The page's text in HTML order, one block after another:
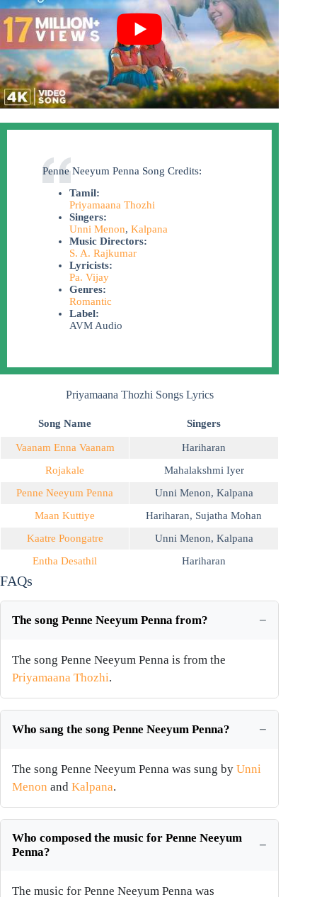
Penne Neeyum Penna Song Credits:
Tamil:
Priyamaana Thozhi
Singers:
Unni Menon, Kalpana
Music Directors:
S. A. Rajkumar
Lyricists:
Pa. Vijay
Genres:
Romantic
Label:
AVM Audio
Priyamaana Thozhi Songs Lyrics
Song Name Singers
Vaanam Enna Vaanam
Hariharan
Rojakale
Mahalakshmi Iyer
Penne Neeyum Penna
Unni Menon, Kalpana
Maan Kuttiye
Hariharan, Sujatha Mohan
Kaatre Poongatre
Unni Menon, Kalpana
Entha Desathil
Hariharan
FAQs
The song Penne Neeyum Penna from?
The song Penne Neeyum Penna is from the
Priyamaana Thozhi.
Who sang the song Penne Neeyum Penna?
The song Penne Neeyum Penna was sung by Unni
Menon and Kalpana.
Who composed the music for Penne Neeyum
Penna?
The music for Penne Neeyum Penna was